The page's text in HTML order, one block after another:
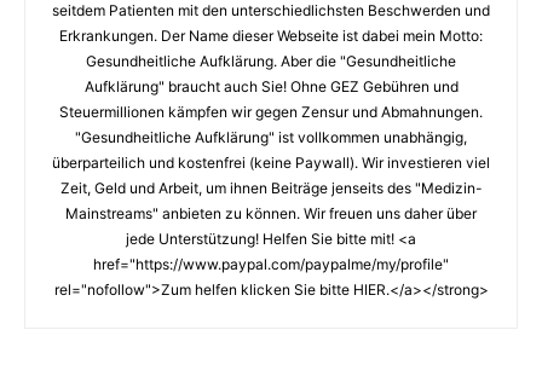
seitdem Patienten mit den unterschiedlichsten Beschwerden und
Erkrankungen. Der Name dieser Webseite ist dabei mein Motto:
Gesundheitliche Aufklärung. Aber die "Gesundheitliche
Aufklärung" braucht auch Sie! Ohne GEZ Gebühren und
Steuermillionen kämpfen wir gegen Zensur und Abmahnungen.
"Gesundheitliche Aufklärung" ist vollkommen unabhängig,
überparteilich und kostenfrei (keine Paywall). Wir investieren viel
Zeit, Geld und Arbeit, um ihnen Beiträge jenseits des "Medizin-
Mainstreams" anbieten zu können. Wir freuen uns daher über
jede Unterstützung! Helfen Sie bitte mit! <a
href="https://www.paypal.com/paypalme/my/profile"
rel="nofollow">Zum helfen klicken Sie bitte HIER.</a></strong>